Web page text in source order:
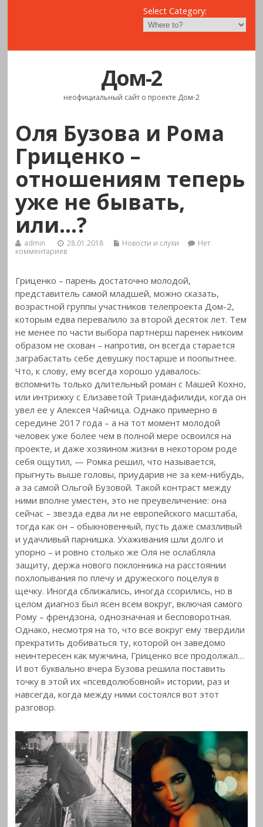
Select Category:
Дом-2
неофициальный сайт о проекте Дом-2
Оля Бузова и Рома
Гриценко –
отношениям теперь
уже не бывать,
или…?
admin 28.01.2018 Новости и слухи
Нет
комментариев
Гриценко – парень достаточно молодой,
представитель самой младшей, можно сказать,
возрастной группы участников телепроекта Дом-2,
которым едва перевалило за второй десяток лет. Тем
не менее по части выбора партнерш паренек никоим
образом не скован – напротив, он всегда старается
заграбастать себе девушку постарше и поопытнее.
Что, к слову, ему всегда хорошо удавалось:
вспомнить только длительный роман с Машей Кохно,
или интрижку с Елизаветой Триандафилиди, когда он
увел ее у Алексея Чайчица. Однако примерно в
середине 2017 года – а на тот момент молодой
человек уже более чем в полной мере освоился на
проекте, и даже хозяином жизни в некотором роде
себя ощутил, — Ромка решил, что называется,
прыгнуть выше головы, приударив не за кем-нибудь,
а за самой Ольгой Бузовой. Такой контраст между
ними вполне уместен, это не преувеличение: она
сейчас – звезда едва ли не европейского масштаба,
тогда как он – обыкновенный, пусть даже смазливый
и удачливый парнишка. Ухаживания шли долго и
упорно – и ровно столько же Оля не ослабляла
защиту, держа нового поклонника на расстоянии
похлопывания по плечу и дружеского поцелуя в
щечку. Иногда сближались, иногда ссорились, но в
целом диагноз был ясен всем вокруг, включая самого
Рому – френдзона, однозначная и бесповоротная.
Однако, несмотря на то, что все вокруг ему твердили
прекратить добиваться ту, которой он заведомо
неинтересен как мужчина, Гриценко все продолжал…
И вот буквально вчера Бузова решила поставить
точку в этой их «псевдолюбовной» истории, раз и
навсегда, когда между ними состоялся вот этот
разговор.